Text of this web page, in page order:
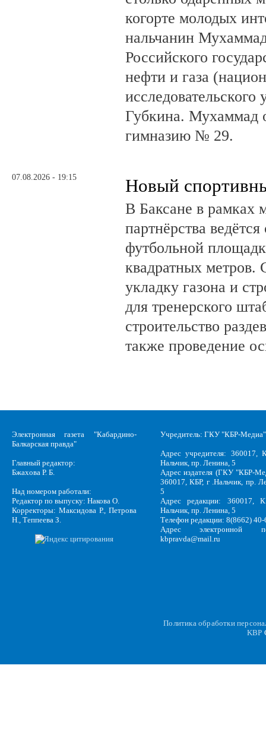
когорте молодых
нальчанин
Российского
нефти и газа
Губкина. Мухаммад
гимназию № 29.
07.08.2026 - 19:15 Новый
В Баксане в рамках
партнёрства
футбольной
квадратных метров.
укладку газона и
для тренерского
строительство
также проведение
Электронная газета "Кабардино-
Балкарская правда"
Главный редактор:
Бжахова Р. Б.
Над номером работали:
Редактор по выпуску: Накова О.
Корректоры: Максидова Р., Петрова
Н., Теппеева З.
Учредитель: ГКУ "КБР-Медиа"
Адрес учредителя: 360017,
Нальчик, пр. Ленина, 5
Адрес издателя (ГКУ "КБР-
360017, КБР, г .Нальчик, пр.
5
Адрес редакции: 360017,
Нальчик, пр. Ленина, 5
Телефон редакции: 8(8662)
Адрес электронной
kbpravda@mail.ru
Политика обработки
KBP